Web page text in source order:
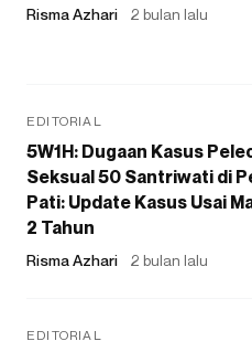
Risma Azhari 2 bulan lalu
EDITORIAL
5W1H: Dugaan Kasus
Seksual 50 Santriwati di
Pati: Update Kasus Usai
2 Tahun
Risma Azhari 2 bulan lalu
EDITORIAL